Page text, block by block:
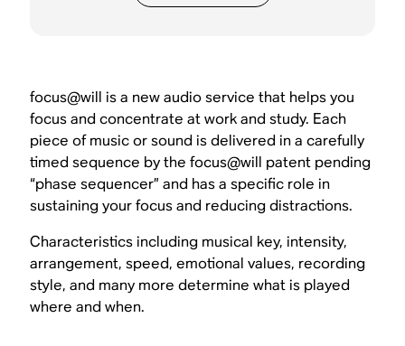
focus@will is a new audio service that helps you
focus and concentrate at work and study. Each
piece of music or sound is delivered in a carefully
timed sequence by the focus@will patent pending
“phase sequencer” and has a specific role in
sustaining your focus and reducing distractions.
Characteristics including musical key, intensity,
arrangement, speed, emotional values, recording
style, and many more determine what is played
where and when.